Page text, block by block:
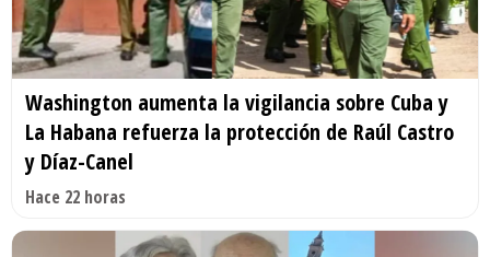
Washington aumenta la vigilancia sobre Cuba y
La Habana refuerza la protección de Raúl Castro
y Díaz-Canel
Hace 22 horas